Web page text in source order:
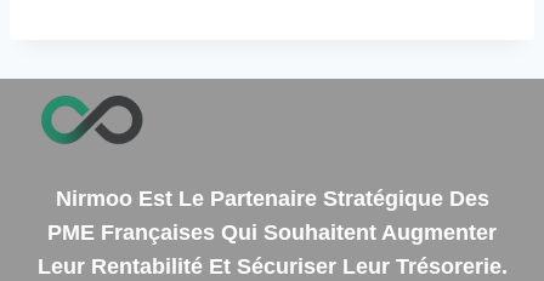
Nirmoo Est Le Partenaire Stratégique Des
PME Françaises Qui Souhaitent Augmenter
Leur Rentabilité Et Sécuriser Leur Trésorerie.